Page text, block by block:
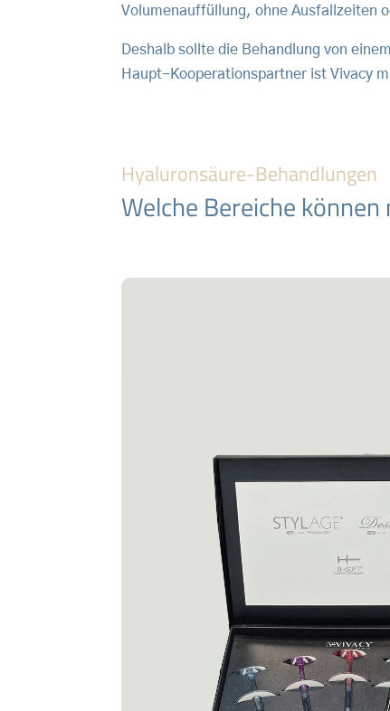
Volumenauffüllung, ohne Ausfallzeiten
Deshalb sollte die Behandlung von
Haupt-Kooperationspartner ist Vivacy
Hyaluronsäure-Behandlungen
Welche Bereiche